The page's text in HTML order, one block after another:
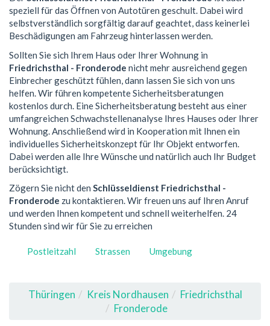
speziell für das Öffnen von Autotüren geschult. Dabei wird
selbstverständlich sorgfältig darauf geachtet, dass keinerlei
Beschädigungen am Fahrzeug hinterlassen werden.
Sollten Sie sich Ihrem Haus oder Ihrer Wohnung in
Friedrichsthal - Fronderode nicht mehr ausreichend gegen
Einbrecher geschützt fühlen, dann lassen Sie sich von uns
helfen. Wir führen kompetente Sicherheitsberatungen
kostenlos durch. Eine Sicherheitsberatung besteht aus einer
umfangreichen Schwachstellenanalyse Ihres Hauses oder Ihrer
Wohnung. Anschließend wird in Kooperation mit Ihnen ein
individuelles Sicherheitskonzept für Ihr Objekt entworfen.
Dabei werden alle Ihre Wünsche und natürlich auch Ihr Budget
berücksichtigt.
Zögern Sie nicht den Schlüsseldienst Friedrichsthal -
Fronderode zu kontaktieren. Wir freuen uns auf Ihren Anruf
und werden Ihnen kompetent und schnell weiterhelfen. 24
Stunden sind wir für Sie zu erreichen
Postleitzahl Strassen Umgebung
Thüringen Kreis Nordhausen
Friedrichsthal
Fronderode